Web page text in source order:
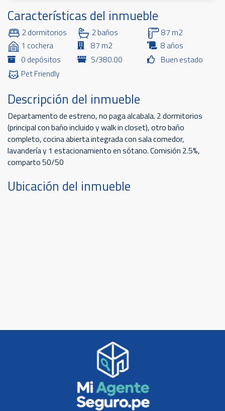
Características del inmueble
2 dormitorios 2 baños
87 m2
1 cochera
87 m2
8 años
0 depósitos
S/380.00
Buen estado
Pet Friendly
Descripción del inmueble
Departamento de estreno, no paga alcabala. 2 dormitorios
(principal con baño incluido y walk in closet), otro baño
completo, cocina abierta integrada con sala comedor,
lavandería y 1 estacionamiento en sótano. Comisión 2.5%,
comparto 50/50
Ubicación del inmueble